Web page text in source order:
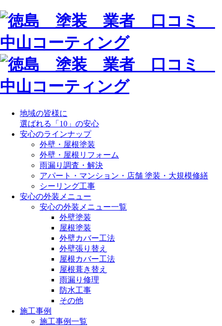
地域の皆様に
選ばれる「10」の安心
安心のラインナップ
外壁・屋根塗装
外壁・屋根リフォーム
雨漏り調査・解決
アパート・マンション・店舗 塗装・大規模修繕
シーリング工事
安心の外装メニュー
安心の外装メニュー一覧
外壁塗装
屋根塗装
外壁カバー工法
外壁張り替え
屋根カバー工法
屋根葺き替え
雨漏り修理
防水工事
その他
施工事例
施工事例一覧